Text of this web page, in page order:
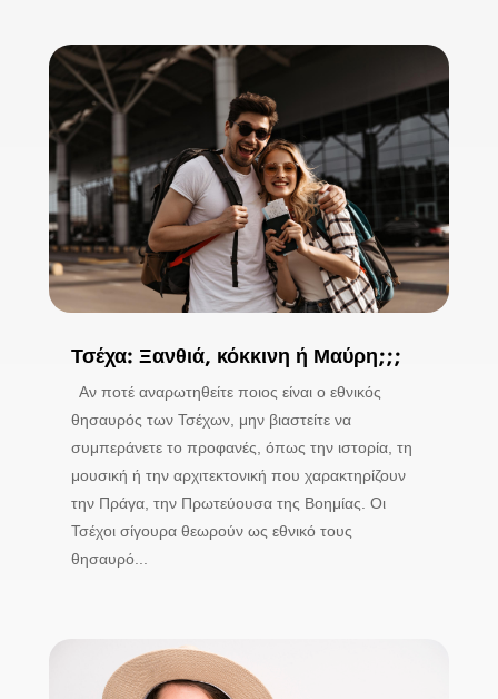
Τσέχα: Ξανθιά, κόκκινη ή Μαύρη;;;
Αν ποτέ αναρωτηθείτε ποιος είναι ο εθνικός
θησαυρός των Τσέχων, μην βιαστείτε να
συμπεράνετε το προφανές, όπως την ιστορία, τη
μουσική ή την αρχιτεκτονική που χαρακτηρίζουν
την Πράγα, την Πρωτεύουσα της Βοημίας. Οι
Τσέχοι σίγουρα θεωρούν ως εθνικό τους
θησαυρό...